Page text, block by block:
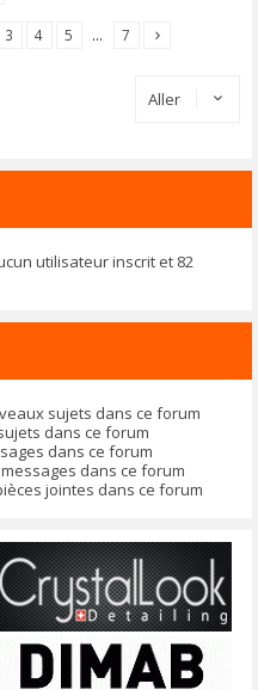
3 4 5 … 7
Aller
utilisateur inscrit et 82
sujets dans ce forum
dans ce forum
dans ce forum
dans ce forum
jointes dans ce forum